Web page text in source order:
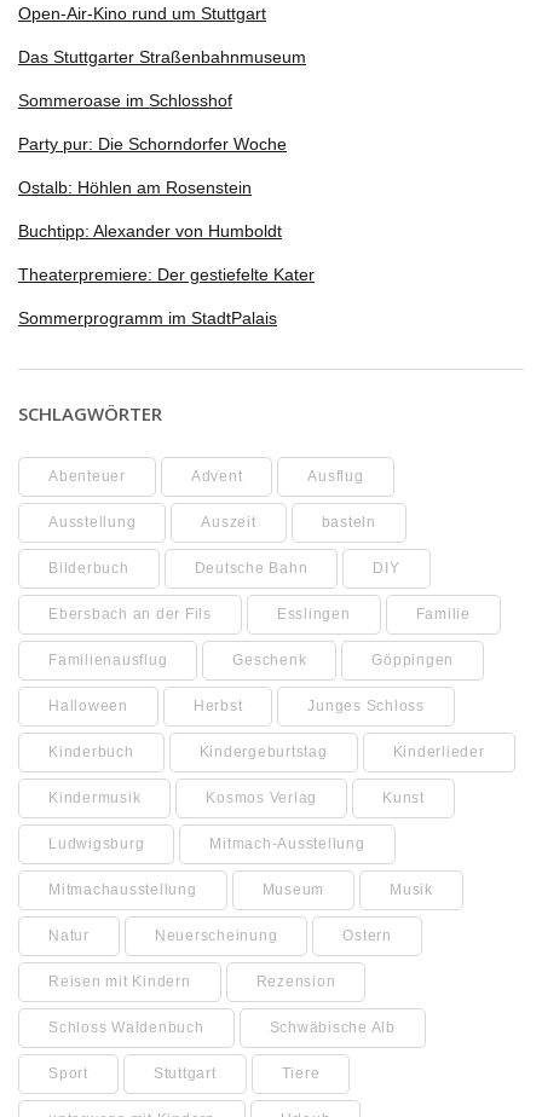
Open-Air-Kino rund um Stuttgart
Das Stuttgarter Straßenbahnmuseum
Sommeroase im Schlosshof
Party pur: Die Schorndorfer Woche
Ostalb: Höhlen am Rosenstein
Buchtipp: Alexander von Humboldt
Theaterpremiere: Der gestiefelte Kater
Sommerprogramm im StadtPalais
SCHLAGWÖRTER
Abenteuer Advent Ausflug
Ausstellung Auszeit basteln
Bilderbuch Deutsche Bahn DIY
Ebersbach an der Fils Esslingen Familie
Familienausflug Geschenk Göppingen
Halloween Herbst Junges Schloss
Kinderbuch Kindergeburtstag Kinderlieder
Kindermusik Kosmos Verlag Kunst
Ludwigsburg Mitmach-Ausstellung
Mitmachausstellung Museum Musik
Natur Neuerscheinung Ostern
Reisen mit Kindern Rezension
Schloss Waldenbuch Schwäbische Alb
Sport Stuttgart Tiere